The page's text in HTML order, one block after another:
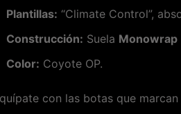
Plantillas: “Climate Control”,
Construcción: Suela Monowrap
Color: Coyote OP.
con las botas que